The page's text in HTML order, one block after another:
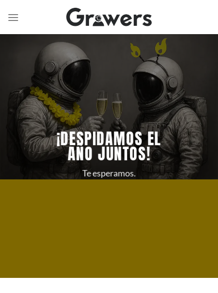
¡DESPIDAMOS EL
AÑO JUNTOS!
Te esperamos.